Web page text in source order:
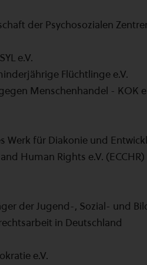
der Psychosozialen
e.V.
Flüchtlinge e.V.
Menschenhandel - KOK
Werk für Diakonie und
Human Rights e.V. (ECCHR)
der Jugend-, Sozial- und
in Deutschland
e.V.